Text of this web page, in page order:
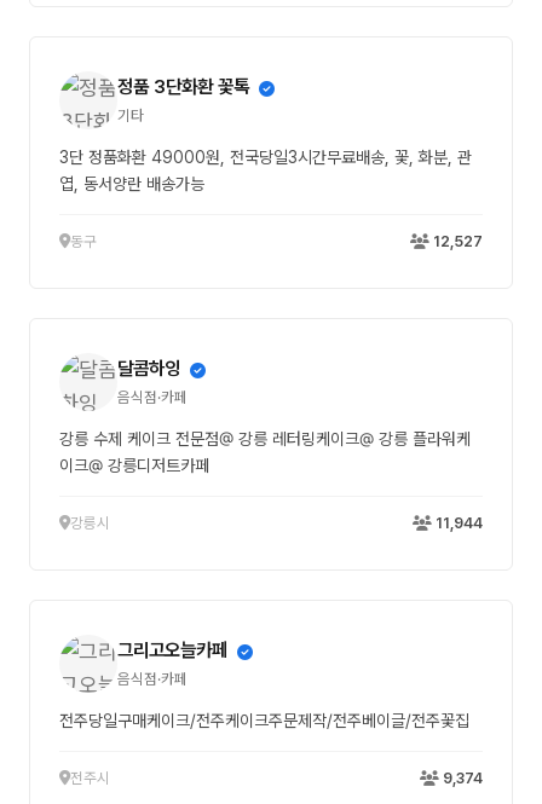
정품 3단화환 꽃톡
기타
3단 정품화환 49000원, 전국당일3시간무료배송, 꽃, 화분, 관
엽, 동서양란 배송가능
동구 12,527
달콤하잉
음식점·카페
강릉 수제 케이크 전문점@ 강릉 레터링케이크@ 강릉 플라워케
이크@ 강릉디저트카페
강릉시 11,944
그리고오늘카페
음식점·카페
전주당일구매케이크/전주케이크주문제작/전주베이글/전주꽃집
전주시 9,374